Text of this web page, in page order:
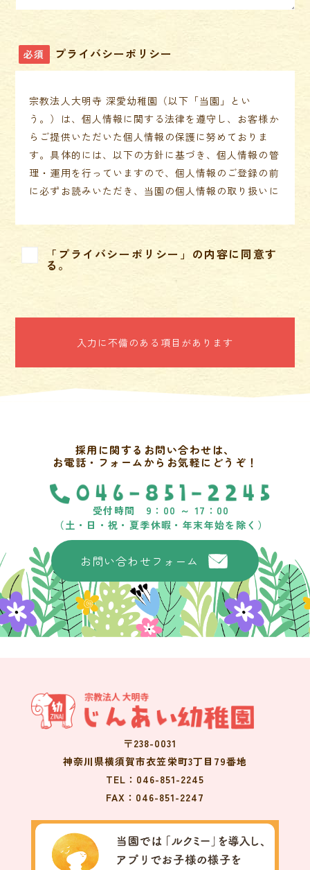
必須 プライバシーポリシー
宗教法人大明寺 深愛幼稚園（以下「当園」とい
う。）は、個人情報に関する法律を遵守し、お客様か
らご提供いただいた個人情報の保護に努めておりま
す。具体的には、以下の方針に基づき、個人情報の管
理・運用を行っていますので、個人情報のご登録の前
に必ずお読みいただき、当園の個人情報の取り扱いに
個人情報保護の方針​
当園では、サービス事業を通し社会へ貢献させていた
だいております。当園では、それらの事業遂行の中で
お預かりするお客様の個人情報ならびに業務に携わる
う。）に関する個人情報について厳正に保護すること
わるパートナー企業の従業者に対し、当園が定めた個
人情報保護方針に従い個人情報の保護に努めていただ
し、以下の方針を履行いたします。
当園のサービス事業活動に必要な個人情報取得、利用
適切に管理いたします。目的の達成に必要な範囲を超
えた個人情報の取り扱い（以下「目的外利用」とい
う。）を行いません。
個人情報に関する法令およびその他の規範を遵守しま
す。
個人情報への不正なアクセス、または個人情報の紛
失、破壊、改ざん、漏洩等の危険に対して、予防措置
を講ずると共に、万一の発生時には速やかな是正対策
を実施します。
個人情報管理の仕組みを継続的に見直し、改善しま
す。
当園は、個人情報保護マネジメントシステムを維持
し、継続的改善を行います。
具体的には、以下の管理・運営を行なっております。
当園では、個人情報を以下のように定義しておりま
す。
「個人に関する情報であって、当該情報に含まれる氏
名、生年月日その他の記述または個人別に付された番
「プライバシーポリシー」の内容に同意す
る。
入力に不備のある項目があります
採用に関するお問い合わせは、
お電話・フォームからお気軽にどうぞ！
受付時間 9：00 ～ 17：00
（土・日・祝・夏季休暇・年末年始を除く）
お問い合わせフォーム
〒238-0031
神奈川県横須賀市衣笠栄町3丁目79番地
TEL：046-851-2245
FAX：046-851-2247